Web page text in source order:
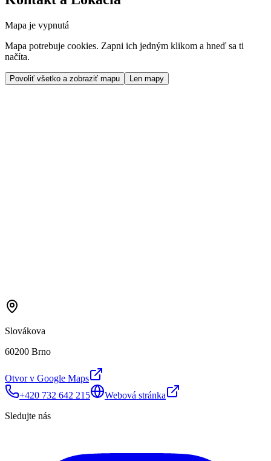
Mapa je vypnutá
Mapa potrebuje cookies. Zapni ich jedným klikom a hneď sa ti
načíta.
Povoliť všetko a zobraziť mapu Len mapy
Slovákova
60200 Brno
Otvor v Google Maps
+420 732 642 215
Webová stránka
Sledujte nás